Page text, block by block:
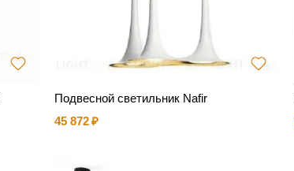
Подвесной светильник Nafir
45 872